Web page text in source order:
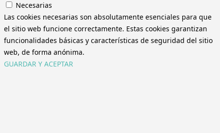
Necesarias
Las cookies necesarias son absolutamente esenciales para que
el sitio web funcione correctamente. Estas cookies garantizan
funcionalidades básicas y características de seguridad del sitio
web, de forma anónima.
GUARDAR Y ACEPTAR